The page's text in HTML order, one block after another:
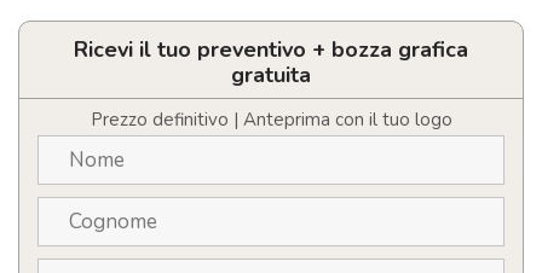
pastelli
quantità
Ricevi il tuo preventivo + bozza grafica
gratuita
Prezzo definitivo | Anteprima con il tuo logo